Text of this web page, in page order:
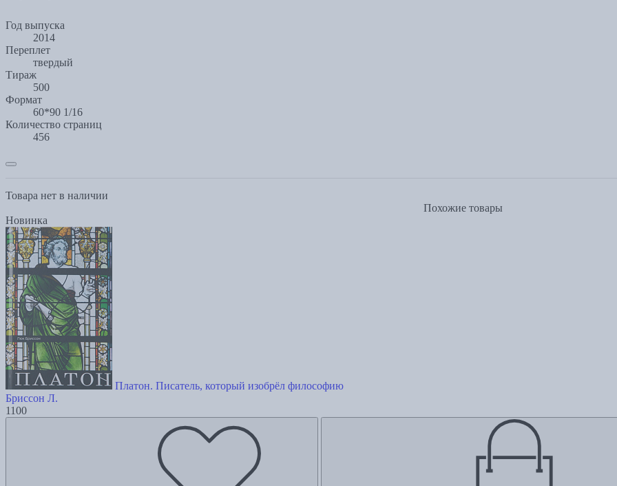
Год выпуска
2014
Переплет
твердый
Тираж
500
Формат
60*90 1/16
Количество страниц
456
Товара нет в наличии
Похожие товары
Новинка
Платон. Писатель, который изобрёл философию
Бриссон Л.
1100